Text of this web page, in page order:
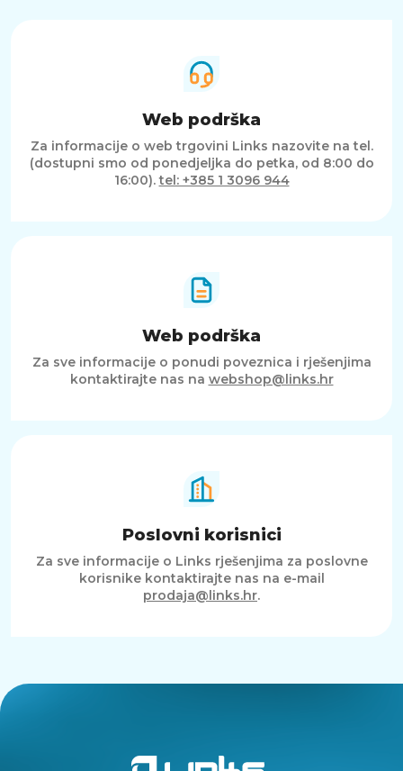
Web podrška
Za informacije o web trgovini Links nazovite na tel.
(dostupni smo od ponedjeljka do petka, od 8:00 do
16:00).tel: +385 1 3096 944
Web podrška
Za sve informacije o ponudi poveznica i rješenjima
kontaktirajte nas na webshop@links.hr
Poslovni korisnici
Za sve informacije o Links rješenjima za poslovne
korisnike kontaktirajte nas na e-mail
prodaja@links.hr.